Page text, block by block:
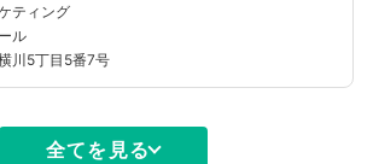
ケティング
ル
川5丁目5番7号
全てを見る